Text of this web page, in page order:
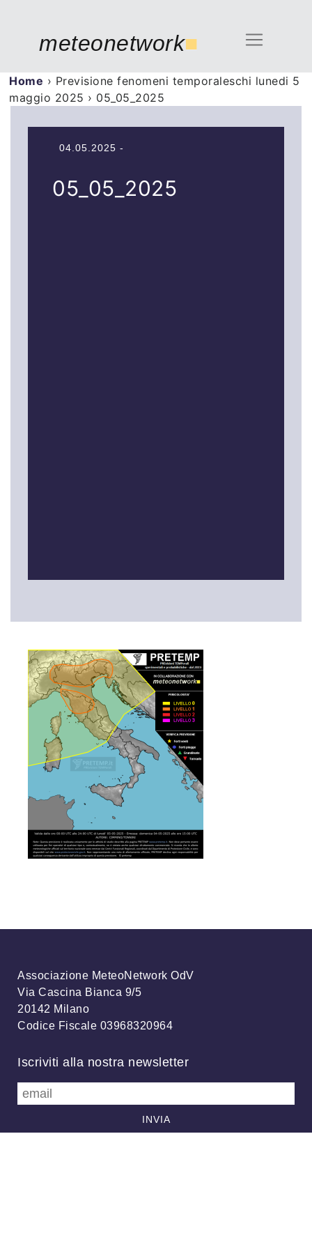
meteonetwork■
Home › Previsione fenomeni temporaleschi lunedi 5
maggio 2025 › 05_05_2025
04.05.2025 -
05_05_2025
Associazione MeteoNetwork OdV
Via Cascina Bianca 9/5
20142 Milano
Codice Fiscale 03968320964
Iscriviti alla nostra newsletter